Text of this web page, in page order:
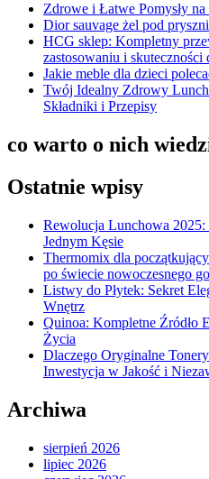
Zdrowe i Łatwe Pomysły
Dior sauvage żel pod
HCG sklep: Kompletny
zastosowaniu i
Jakie meble dla dzieci
Twój Idealny Zdrowy
Składniki i Przepisy
co warto o nich
Ostatnie wpisy
Rewolucja Lunchowa
Jednym Kęsie
Thermomix dla
po świecie nowoczesnego
Listwy do Płytek: Sekret
Wnętrz
Quinoa: Kompletne Źródło
Życia
Dlaczego Oryginalne
Inwestycja w Jakość i
Archiwa
sierpień 2026
lipiec 2026